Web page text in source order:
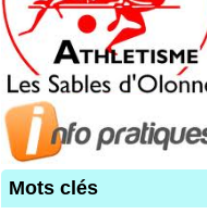
Mots clés